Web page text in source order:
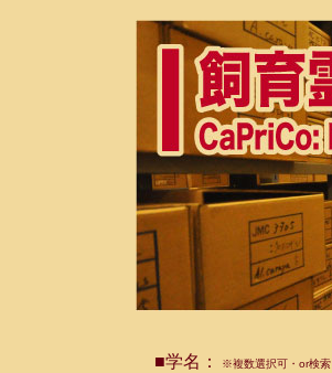
■学名： ※複数選択可・or検索